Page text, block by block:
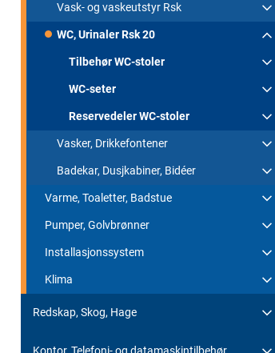
Vask- og vaskeutstyr Rsk
WC, Urinaler Rsk 20
Tilbehør WC-stoler
WC-seter
Reservedeler WC-stoler
Vasker, Drikkefontener
Badekar, Dusjkabiner, Bidéer
Varme, Toaletter, Badstue
Pumper, Golvbrønner
Installasjonssystem
Klima
Redskap, Skog, Hage